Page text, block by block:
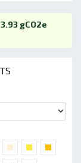
3.93 gCO2e